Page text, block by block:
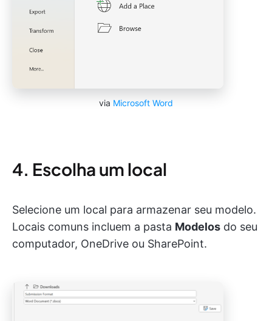
via Microsoft Word
4. Escolha um local
Selecione um local para armazenar seu modelo.
Locais comuns incluem a pasta Modelos do seu
computador, OneDrive ou SharePoint.